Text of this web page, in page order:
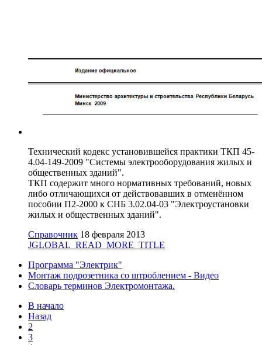
Технический кодекс установившейся практики ТКП 45-
4.04-149-2009 "Системы электрооборудования жилых и
общественных зданий".
ТКП содержит много нормативных требований, новых
либо отличающихся от действовавших в отменённом
пособии П2-2000 к СНБ 3.02.04-03 "Электроустановки
жилых и общественных зданий".
Справочник 18 февраля 2013
JGLOBAL_READ_MORE_TITLE
Программа "Электрик"
Монтаж подрозетника со штроблением - Видео
Словарь терминов Электромонтажа.
В начало
Назад
2
3